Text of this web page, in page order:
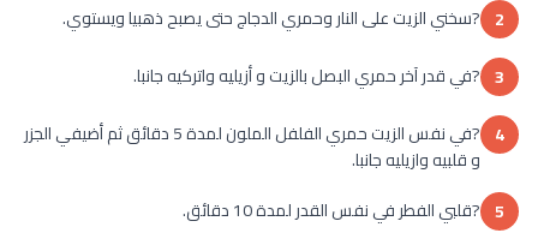
2 ?سخني الزيت على النار وحمري الدجاج حتى يصبح ذهبيا ويستوي.
3 ?في قدر آخر حمري البصل بالزيت و أزيليه واتركيه جانبا.
4
?في نفس الزيت حمري الفلفل الملون لمدة 5 دقائق ثم أضيفي الجزر
و قلبيه وازيليه جانبا.
5 ?قلبي الفطر في نفس القدر لمدة 10 دقائق.